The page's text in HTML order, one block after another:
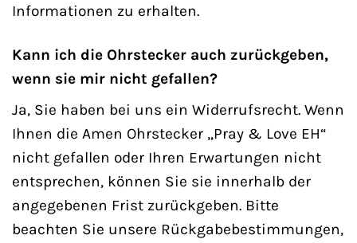
Informationen zu erhalten.
Kann ich die Ohrstecker auch zurückgeben,
wenn sie mir nicht gefallen?
Ja, Sie haben bei uns ein Widerrufsrecht. Wenn
Ihnen die Amen Ohrstecker „Pray & Love EH“
nicht gefallen oder Ihren Erwartungen nicht
entsprechen, können Sie sie innerhalb der
angegebenen Frist zurückgeben. Bitte
beachten Sie unsere Rückgabebestimmungen,